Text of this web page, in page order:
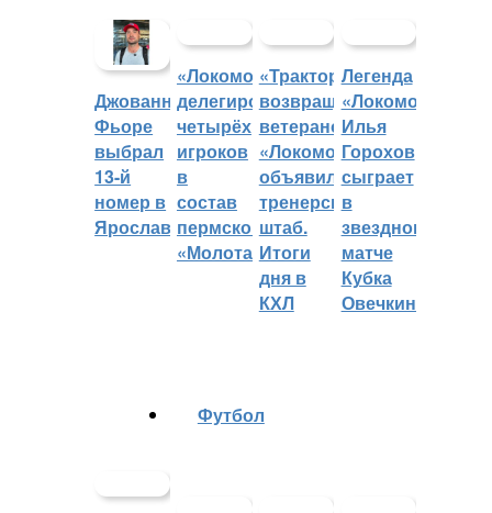
Джованни
Фьоре
выбрал
13-й
номер в
Ярославле
«Локомотив»
делегировал
четырёх
игроков
в
состав
пермского
«Молота»
«Трактор»
возвращает
ветеранов,
«Локомотив»
объявил
тренерский
штаб.
Итоги
дня в
КХЛ
Легенда
«Локомотива»
Илья
Горохов
сыграет
в
звездном
матче
Кубка
Овечкина
Футбол